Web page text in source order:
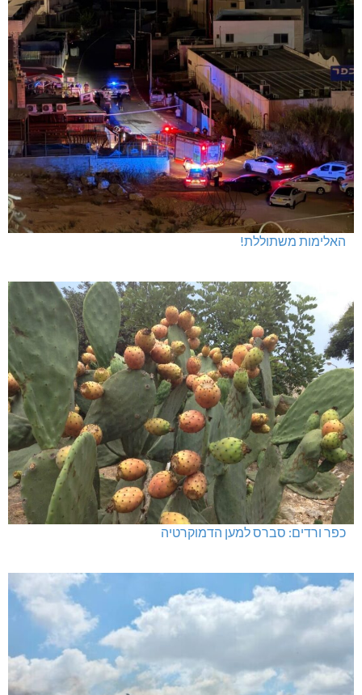
האלימות משתוללת!
כפר ורדים: סברס למען הדמוקרטיה